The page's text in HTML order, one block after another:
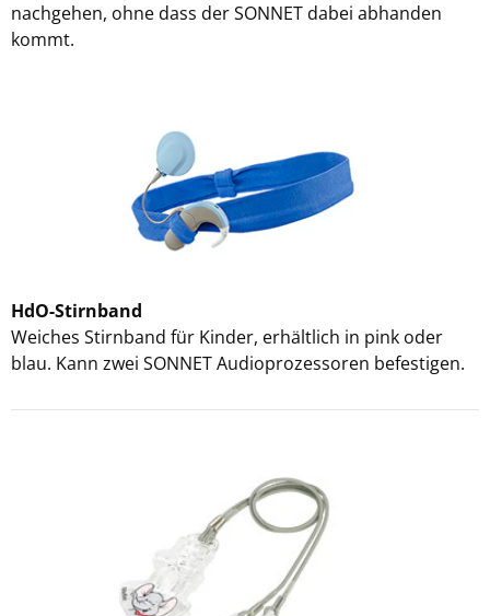
nachgehen, ohne dass der SONNET dabei abhanden
kommt.
HdO-Stirnband
Weiches Stirnband für Kinder, erhältlich in pink oder
blau. Kann zwei SONNET Audioprozessoren befestigen.